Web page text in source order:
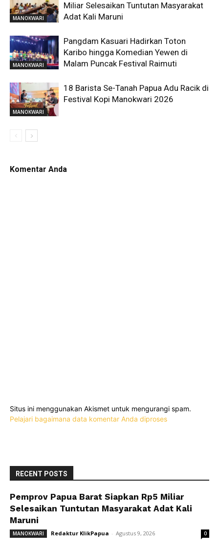
MANOKWARI
Miliar Selesaikan Tuntutan Masyarakat
Adat Kali Maruni
MANOKWARI
Pangdam Kasuari Hadirkan Toton
Karibo hingga Komedian Yewen di
Malam Puncak Festival Raimuti
MANOKWARI
18 Barista Se-Tanah Papua Adu Racik di
Festival Kopi Manokwari 2026
Komentar Anda
Situs ini menggunakan Akismet untuk mengurangi spam.
Pelajari bagaimana data komentar Anda diproses
RECENT POSTS
Pemprov Papua Barat Siapkan Rp5 Miliar
Selesaikan Tuntutan Masyarakat Adat Kali
Maruni
MANOKWARI Redaktur KlikPapua - Agustus 9, 2026 0